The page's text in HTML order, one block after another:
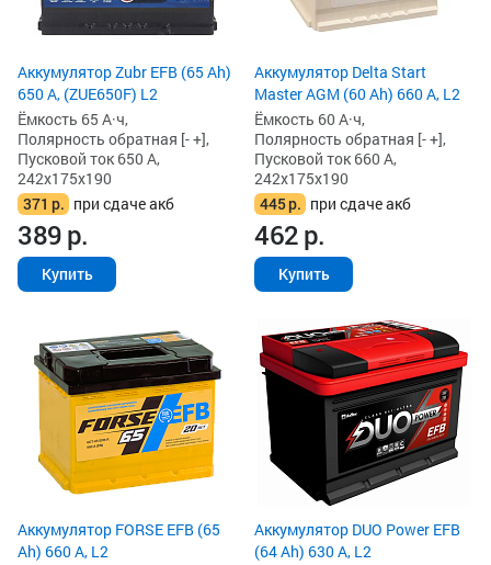
Аккумулятор Zubr EFB (65 Ah)
650 А, (ZUE650F) L2
Ёмкость 65 А·ч,
Полярность обратная [- +],
Пусковой ток 650 А,
242x175x190
371 р. при сдаче акб
389р.
Купить
Аккумулятор Delta Start
Master AGM (60 Ah) 660 А, L2
Ёмкость 60 А·ч,
Полярность обратная [- +],
Пусковой ток 660 А,
242x175x190
445р. при сдаче акб
462р.
Купить
Аккумулятор FORSE EFB (65
Ah) 660 А, L2
Аккумулятор DUO Power EFB
(64 Ah) 630 А, L2